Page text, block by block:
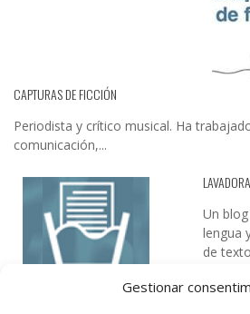
Gestionar
CAPTURAS DE FICCIÓN
Periodista y crítico musical. Ha
comunicación,...
Un
lengua
de